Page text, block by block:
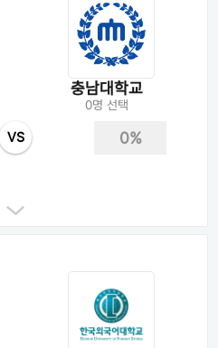
충남대학교
0명 선택
VS 0%